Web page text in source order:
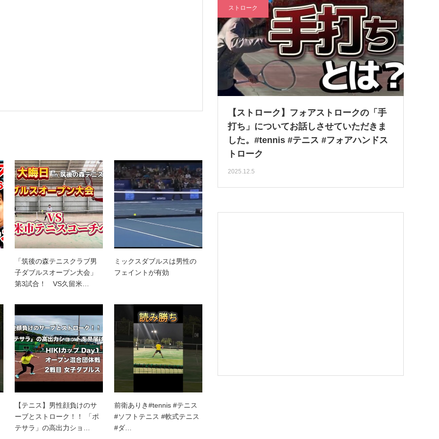
「筑後の森テニスクラブ男
子ダブルスオープン大会」
第3試合！ VS久留米…
ミックスダブルスは男性の
フェイントが有効
【テニス】男性顔負けのサ
ーブとストローク！！ 「ポ
テサラ」の高出力ショ…
前衛ありき#tennis #テニス
#ソフトテニス #軟式テニス
#ダ…
ストローク
【ストローク】フォアストロークの「手
打ち」についてお話しさせていただきま
した。#tennis #テニス #フォアハンドス
トローク
2025.12.5